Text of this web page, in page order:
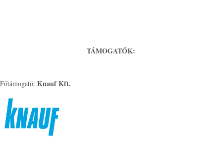
TÁMOGATÓK:
Főtámogató: Knauf Kft.